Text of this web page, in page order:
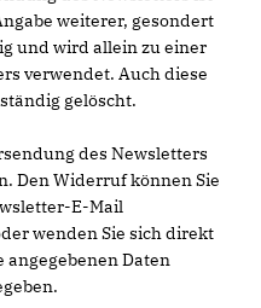
weiterer, gesondert
und wird allein zu einer
verwendet. Auch diese
gelöscht.
des Newsletters
Den Widerruf können Sie
E-Mail
wenden Sie sich direkt
Daten